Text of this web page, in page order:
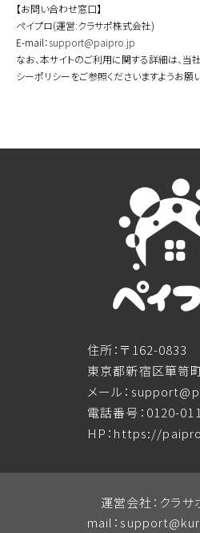
【お問い合わせ窓口】
ペイプロ(運営:クラサポ株式会社)
E-mail：support@paipro.jp
なお、本サイトのご利用に関する詳細は、
シーポリシーをご参照くださいますようお願
住所：〒162-0833
東京都新宿区箪笥
メール：
電話番号：0120-
HP：https://
運営会社：クラ
mail：